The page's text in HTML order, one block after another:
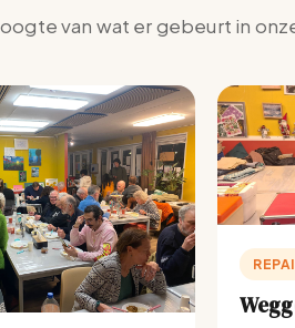
van wat er gebeurt in